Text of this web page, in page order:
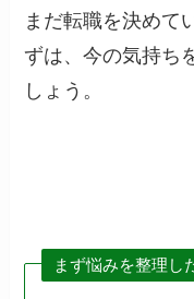
まだ転職を決めて
ずは、今の気持ち
しょう。
まず悩みを整理し